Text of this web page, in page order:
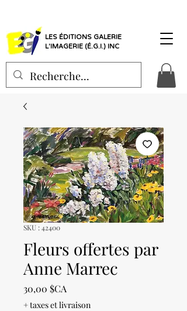
LES ÉDITIONS GALERIE
L'IMAGERIE (É.G.I.) INC
SKU : 42400
Fleurs offertes par
Anne Marrec
30,00 $CA
+ taxes et livraison